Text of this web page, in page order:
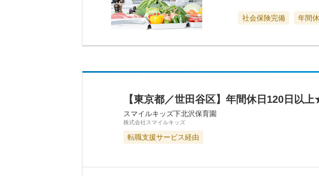
社会保険完備 年間
【東京都／世田谷区】年間休日120日以
スマイルキッズ下北沢保育園
株式会社スマイルキッズ
転職支援サービス経由